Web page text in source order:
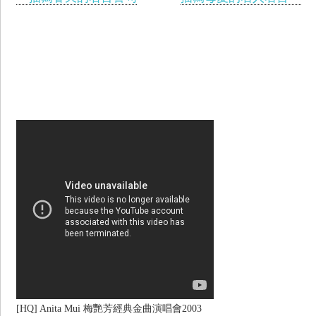
[HQ] Anita Mui 梅艷芳經典金曲演唱會2003